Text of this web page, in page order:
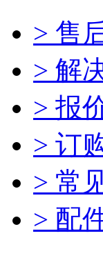
> 售
> 解
> 报
> 订
> 常
> 配